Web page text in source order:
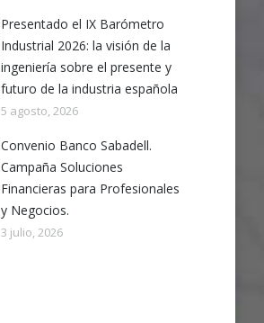
Presentado el IX Barómetro
Industrial 2026: la visión de la
ingeniería sobre el presente y
futuro de la industria española
5 agosto, 2026
Convenio Banco Sabadell.
Campaña Soluciones
Financieras para Profesionales
y Negocios.
3 julio, 2026